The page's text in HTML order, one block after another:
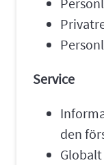
Service
den